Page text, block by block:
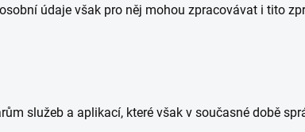
údaje však pro něj mohou zpracovávat i tito
služeb a aplikací, které však v současné době